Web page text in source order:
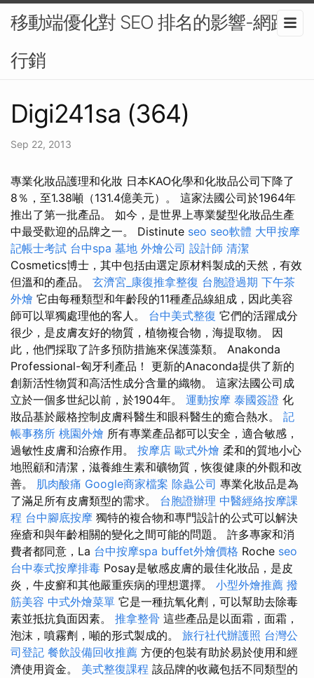
移動端優化對 SEO 排名的影響-網路
行銷
Digi241sa (364)
Sep 22, 2013
專業化妝品護理和化妝 日本KAO化學和化妝品公司下降了
8％，至1.38噸（131.4億美元）。 這家法國公司於1964年
推出了第一批產品。 如今，是世界上專業髮型化妝品生產
中最受歡迎的品牌之一。 Distinute seo seo軟體 大甲按摩
記帳士考試 台中spa 墓地 外燴公司 設計師 清潔
Cosmetics博士，其中包括由選定原材料製成的天然，有效
但溫和的產品。 玄濟宮_康復推拿整復 台胞證過期 下午茶
外燴 它由每種類型和年齡段的11種產品線組成，因此美容
師可以單獨處理他的客人。 台中美式整復 它們的活躍成分
很少，是皮膚友好的物質，植物複合物，海提取物。 因
此，他們採取了許多預防措施來保護藻類。 Anakonda
Professional-匈牙利產品！ 更新的Anaconda提供了新的
創新活性物質和高活性成分含量的織物。 這家法國公司成
立於一個多世紀以前，於1904年。 運動按摩 泰國簽證 化
妝品基於嚴格控制皮膚科醫生和眼科醫生的癒合熱水。 記
帳事務所 桃園外燴 所有專業產品都可以安全，適合敏感，
過敏性皮膚和治療作用。 按摩店 歐式外燴 柔和的質地小心
地照顧和清潔，滋養維生素和礦物質，恢復健康的外觀和改
善。 肌肉酸痛 Google商家檔案 除蟲公司 專業化妝品是為
了滿足所有皮膚類型的需求。 台胞證辦理 中醫經絡按摩課
程 台中腳底按摩 獨特的複合物和專門設計的公式可以解決
痤瘡和與年齡相關的變化之間可能的問題。 許多專家和消
費者都同意，La 台中按摩spa buffet外燴價格 Roche seo
台中泰式按摩排毒 Posay是敏感皮膚的最佳化妝品，是皮
炎，牛皮癬和其他嚴重疾病的理想選擇。 小型外燴推薦 撥
筋美容 中式外燴菜單 它是一種抗氧化劑，可以幫助去除毒
素並抵抗負面因素。 推拿整骨 這些產品是以面霜，面霜，
泡沫，噴霧劑，噸的形式製成的。 旅行社代辦護照 台灣公
司登記 餐飲設備回收推薦 方便的包裝有助於易於使用和經
濟使用資金。 美式整復課程 該品牌的收藏包括不同類型的